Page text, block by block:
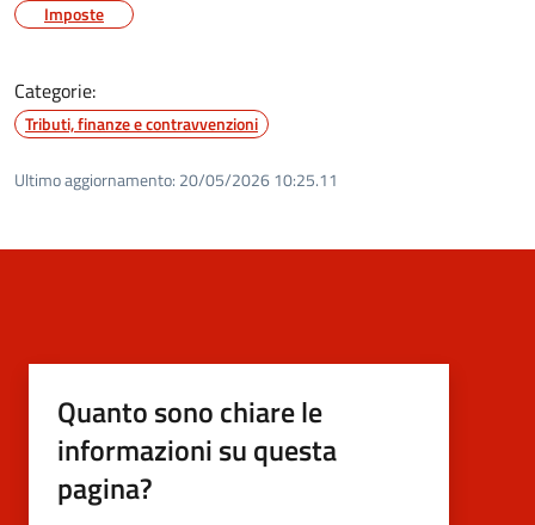
Imposte
Categorie:
Tributi, finanze e contravvenzioni
Ultimo aggiornamento: 20/05/2026 10:25.11
Quanto sono chiare le
informazioni su questa
pagina?